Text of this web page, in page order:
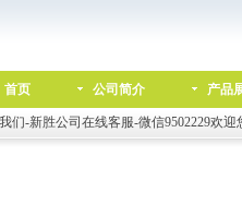
首页 公司简介 产品
们-新胜公司在线客服-微信9502229欢迎